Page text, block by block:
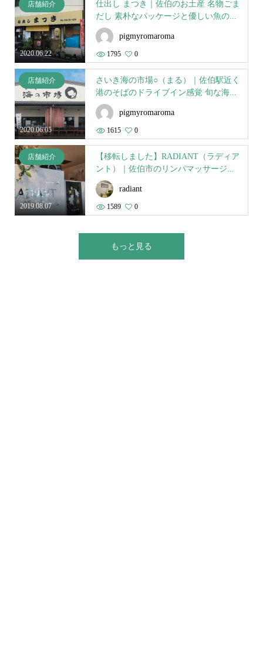
2020.06.22
店舗紹介
仕出し まつき｜佐伯のお土産 名物ごま
だし 素朴なパッケージと優しい魚の...
pigmyromaroma
1795 0
2020.06.05
店舗紹介
さいき海の市場○（まる）｜佐伯駅近く
港のそばのドライブイン感覚 旬な海...
pigmyromaroma
1615 0
2019.08.07
店舗紹介
【移転しました】RADIANT（ラディア
ント）｜佐伯市のリンパマッサージ...
radiant
1589 0
もっと見る